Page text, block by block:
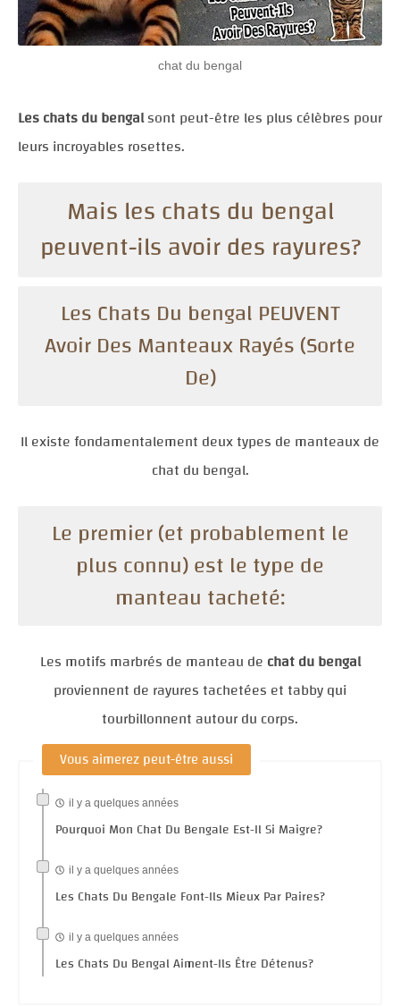
chat du bengal
Les chats du bengalsont peut-être les plus célèbres pour
leurs incroyables rosettes.
Mais les chats du bengal
peuvent-ils avoir des rayures?
Les Chats Du bengal PEUVENT
Avoir Des Manteaux Rayés (Sorte
De)
Il existe fondamentalement deux types de manteaux de
chat du bengal.
Le premier (et probablement le
plus connu) est le type de
manteau tacheté:
Les motifs marbrés de manteau de chat du bengal
proviennent de rayures tachetées et tabby qui
tourbillonnent autour du corps.
Vous aimerez peut-être aussi
il y a quelques années
Pourquoi Mon Chat Du Bengale Est-Il Si Maigre?
il y a quelques années
Les Chats Du Bengale Font-Ils Mieux Par Paires?
il y a quelques années
Les Chats Du Bengal Aiment-Ils Être Détenus?